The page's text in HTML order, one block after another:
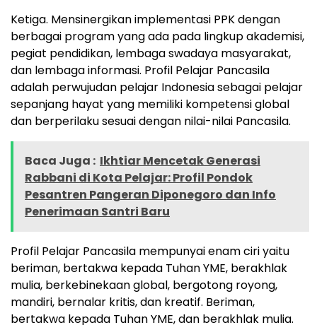
Ketiga. Mensinergikan implementasi PPK dengan
berbagai program yang ada pada lingkup akademisi,
pegiat pendidikan, lembaga swadaya masyarakat,
dan lembaga informasi. Profil Pelajar Pancasila
adalah perwujudan pelajar Indonesia sebagai pelajar
sepanjang hayat yang memiliki kompetensi global
dan berperilaku sesuai dengan nilai-nilai Pancasila.
Baca Juga : Ikhtiar Mencetak Generasi
Rabbani di Kota Pelajar: Profil Pondok
Pesantren Pangeran Diponegoro dan Info
Penerimaan Santri Baru
Profil Pelajar Pancasila mempunyai enam ciri yaitu
beriman, bertakwa kepada Tuhan YME, berakhlak
mulia, berkebinekaan global, bergotong royong,
mandiri, bernalar kritis, dan kreatif. Beriman,
bertakwa kepada Tuhan YME, dan berakhlak mulia.